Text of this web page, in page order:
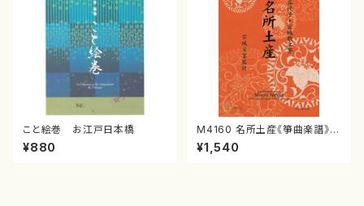
こと絵巻 お江戸日本橋
¥880
M4160 名所土産《箏曲楽譜》
（箏/宮城喜代子・宮城数江著・
宮城宗家監修/箏曲古典楽譜）
¥1,540